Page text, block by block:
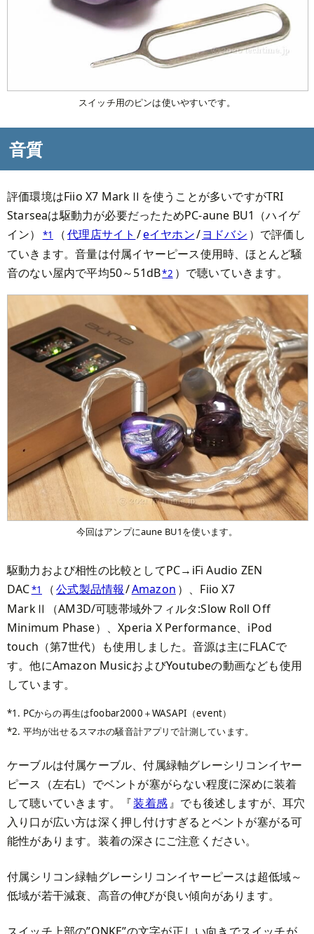
スイッチ用のピンは使いやすいです。
音質
評価環境はFiio X7 MarkⅡを使うことが多いですがTRI
Starseaは駆動力が必要だったためPC-aune BU1（ハイゲ
イン）
*1 （代理店サイト /eイヤホン/ヨドバシ ）で評価し
ていきます。音量は付属イヤーピース使用時、ほとんど騒
音のない屋内で平均50～51dB*2 ）で聴いていきます。
今回はアンプにaune BU1を使います。
駆動力および相性の比較としてPC→iFi Audio ZEN
DAC*1 （公式製品情報 /Amazon ）、Fiio X7
MarkⅡ（AM3D/可聴帯域外フィルタ:Slow Roll Off
Minimum Phase）、Xperia X Performance、iPod
touch（第7世代）も使用しました。音源は主にFLACで
す。他にAmazon MusicおよびYoutubeの動画なども使用
しています。
1. PCからの再生はfoobar2000＋WASAPI（event）
2. 平均が出せるスマホの騒音計アプリで計測しています。
ケーブルは付属ケーブル、付属緑軸グレーシリコンイヤー
ピース（左右L）でベントが塞がらない程度に深めに装着
して聴いていきます。『装着感』でも後述しますが、耳穴
入り口が広い方は深く押し付けすぎるとベントが塞がる可
能性があります。装着の深さにご注意ください。
付属シリコン緑軸グレーシリコンイヤーピースは超低域～
低域が若干減衰、高音の伸びが良い傾向があります。